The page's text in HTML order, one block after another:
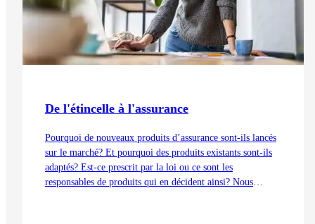
De l'étincelle à l'assurance
Pourquoi de nouveaux produits d’assurance sont-ils lancés
sur le marché? Et pourquoi des produits existants sont-ils
adaptés? Est-ce prescrit par la loi ou ce sont les
responsables de produits qui en décident ainsi? Nous